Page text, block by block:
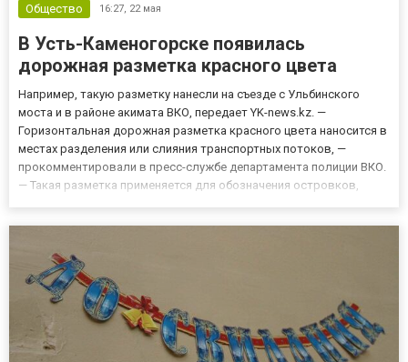
Общество 16:27, 22 мая
В Усть-Каменогорске появилась
дорожная разметка красного цвета
Например, такую разметку нанесли на съезде с Ульбинского
моста и в районе акимата ВКО, передает YK-news.kz. —
Горизонтальная дорожная разметка красного цвета наносится в
местах разделения или слияния транспортных потоков, —
прокомментировали в пресс-службе департамента полиции ВКО.
— Такая разметка применяется для обозначения островков,